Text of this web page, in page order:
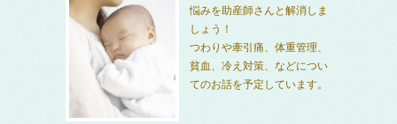
悩みを助産師さんと解消しま
しょう！
つわりや牽引痛、体重管理、
貧血、冷え対策、などについ
てのお話を予定しています。